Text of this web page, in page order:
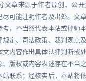
文章来源于作者原创、公
尽可能注明作者及出处。文
考，不当然代表本站或律师
规定、司法政策、裁判观点
文内容作出具体法律判断或
、版权或内容表述存在不当
站联系；经核实后，本站将